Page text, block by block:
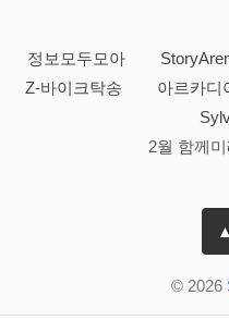
정보모두모아
Z-바이크탁송
아르카디
2월 함께
© 2026